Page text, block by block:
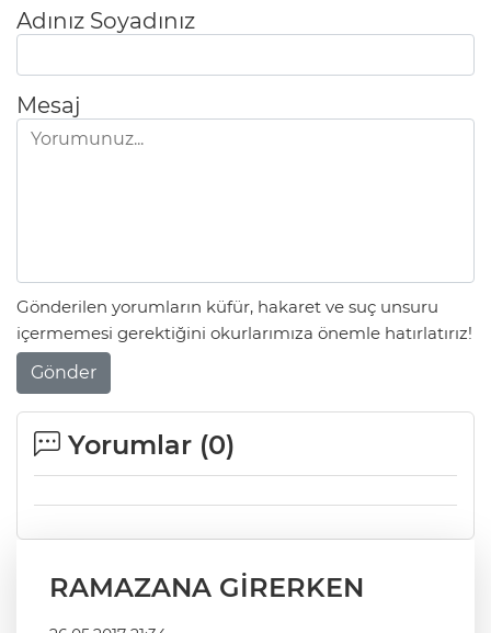
Adınız Soyadınız
Mesaj
Gönderilen yorumların küfür, hakaret ve suç unsuru
içermemesi gerektiğini okurlarımıza önemle hatırlatırız!
Gönder
Yorumlar (0)
RAMAZANA GİRERKEN